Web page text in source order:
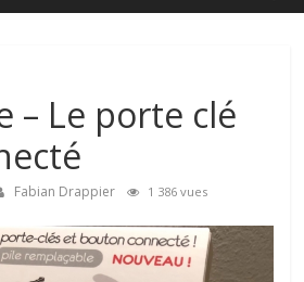
– Le porte clé
Fabian Drappier 1 386 vues